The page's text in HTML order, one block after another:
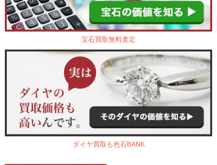
宝石買取無料査定
ダイヤ買取も色石BANK